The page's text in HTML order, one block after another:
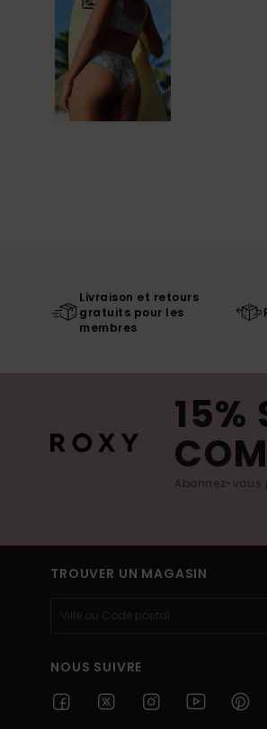
Livraison et retours
gratuits pour les
membres
15%
Abonnez-vous
TROUVER UN MAGASIN
NOUS SUIVRE